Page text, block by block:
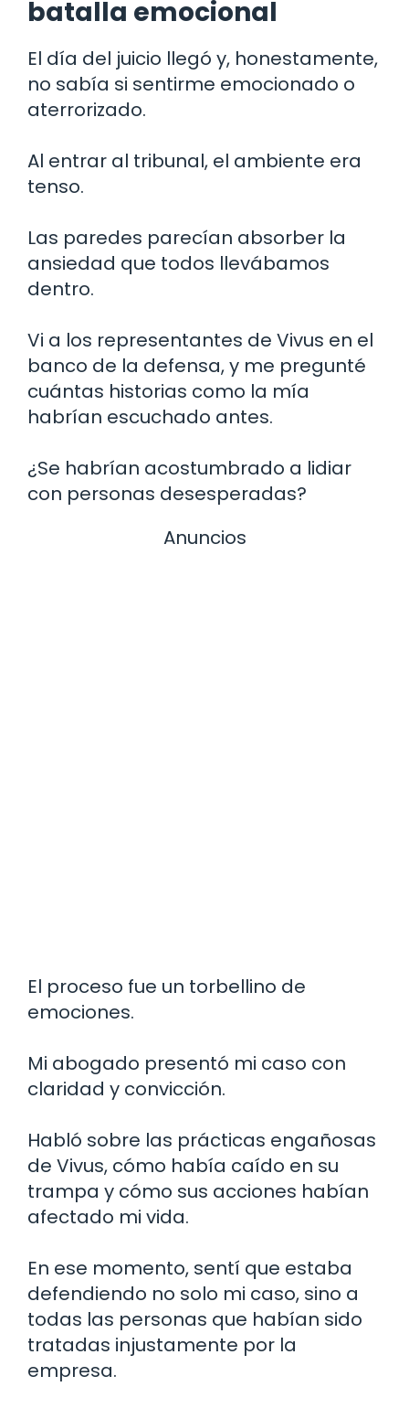
batalla emocional
El día del juicio llegó y, honestamente,
no sabía si sentirme emocionado o
aterrorizado.
Al entrar al tribunal, el ambiente era
tenso.
Las paredes parecían absorber la
ansiedad que todos llevábamos
dentro.
Vi a los representantes de Vivus en el
banco de la defensa, y me pregunté
cuántas historias como la mía
habrían escuchado antes.
¿Se habrían acostumbrado a lidiar
con personas desesperadas?
Anuncios
El proceso fue un torbellino de
emociones.
Mi abogado presentó mi caso con
claridad y convicción.
Habló sobre las prácticas engañosas
de Vivus, cómo había caído en su
trampa y cómo sus acciones habían
afectado mi vida.
En ese momento, sentí que estaba
defendiendo no solo mi caso, sino a
todas las personas que habían sido
tratadas injustamente por la
empresa.